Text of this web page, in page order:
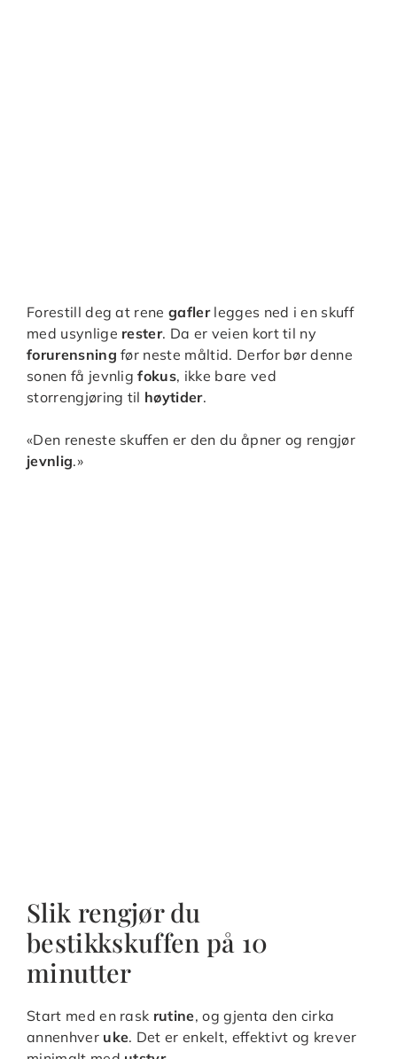
Forestill deg at renegaflerlegges ned i en skuff
med usynlige rester. Da er veien kort til ny
forurensning før neste måltid. Derfor bør denne
sonen få jevnligfokus, ikke bare ved
storrengjøring til høytider.
«Den reneste skuffen er den du åpner og rengjør
jevnlig.»
Slik rengjør du
bestikkskuffen på 10
minutter
Start med en rask rutine, og gjenta den cirka
annenhver uke. Det er enkelt, effektivt og krever